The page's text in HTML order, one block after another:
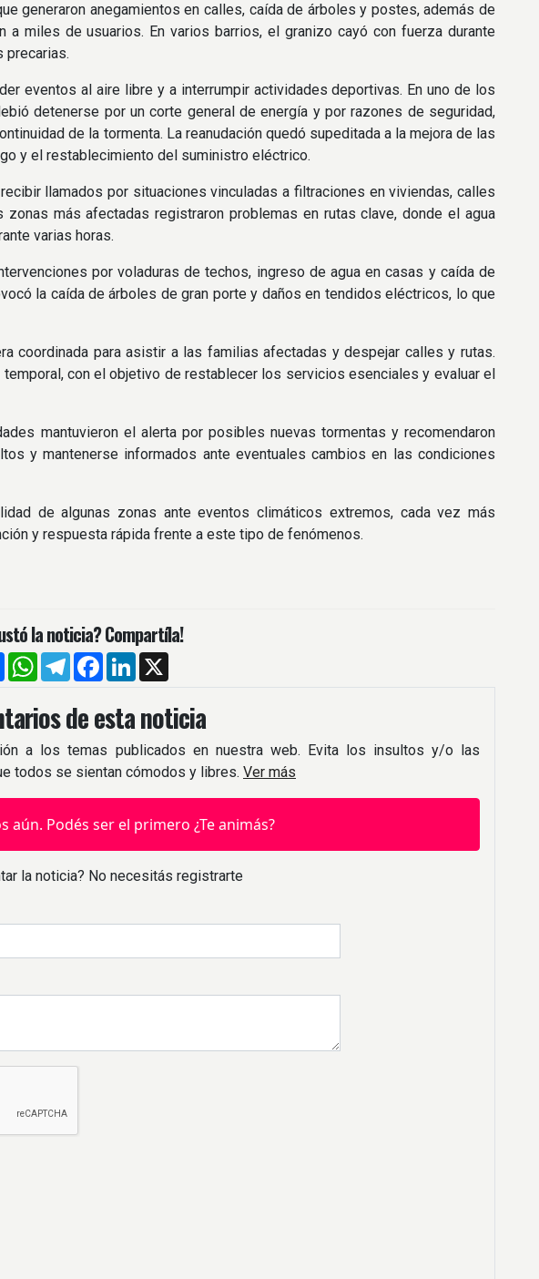
generaron anegamientos en calles, caída de árboles y postes, además de
miles de usuarios. En varios barrios, el granizo cayó con fuerza durante
precarias.
eventos al aire libre y a interrumpir actividades deportivas. En uno de los
detenerse por un corte general de energía y por razones de seguridad,
de la tormenta. La reanudación quedó supeditada a la mejora de las
y el restablecimiento del suministro eléctrico.
llamados por situaciones vinculadas a filtraciones en viviendas, calles
más afectadas registraron problemas en rutas clave, donde el agua
varias horas.
por voladuras de techos, ingreso de agua en casas y caída de
la caída de árboles de gran porte y daños en tendidos eléctricos, lo que
coordinada para asistir a las familias afectadas y despejar calles y rutas.
con el objetivo de restablecer los servicios esenciales y evaluar el
mantuvieron el alerta por posibles nuevas tormentas y recomendaron
y mantenerse informados ante eventuales cambios en las condiciones
de algunas zonas ante eventos climáticos extremos, cada vez más
y respuesta rápida frente a este tipo de fenómenos.
la noticia? Compartíla!
CompartirWhatsApp
TelegramFacebook
LinkedIn
de esta noticia
a los temas publicados en nuestra web. Evita los insultos y/o las
todos se sientan cómodos y libres. Ver más
aún. Podés ser el primero ¿Te animás?
la noticia? No necesitás registrarte